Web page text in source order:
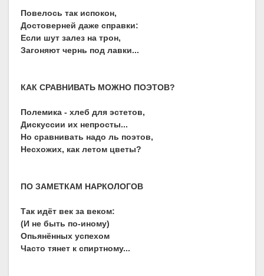
Повелось так испокон,
Достоверней даже справки:
Если шут залез на трон,
Загоняют чернь под лавки...
КАК СРАВНИВАТЬ МОЖНО ПОЭТОВ?
Полемика - хлеб для эстетов,
Дискуссии их непросты...
Но сравнивать надо ль поэтов,
Несхожих, как летом цветы?
ПО ЗАМЕТКАМ НАРКОЛОГОВ
Так идёт век за веком:
(И не быть по-иному)
Опьянённых успехом
Часто тянет к спиртному...